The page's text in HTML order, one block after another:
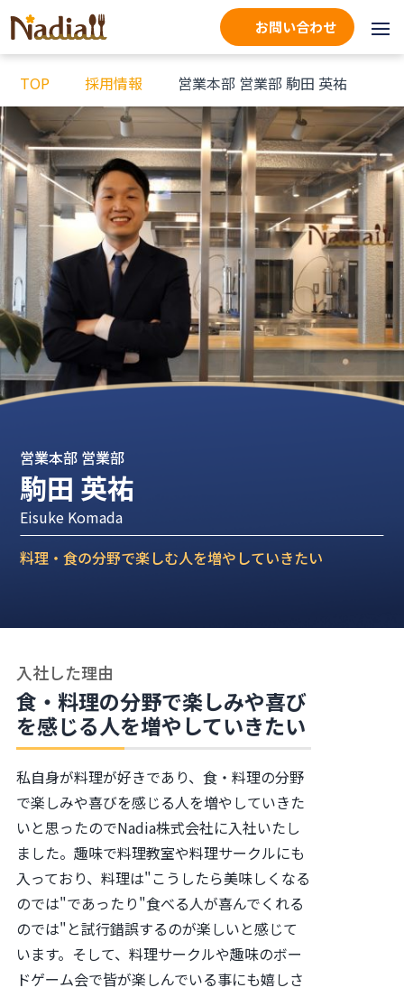
お問い合わせ
TOP 採用情報 営業本部 営業部 駒田 英祐
営業本部 営業部
駒田 英祐
Eisuke Komada
料理・食の分野で楽しむ人を増やしていきたい
入社した理由
食・料理の分野で楽しみや喜び
を感じる人を増やしていきたい
私自身が料理が好きであり、食・料理の分野
で楽しみや喜びを感じる人を増やしていきた
いと思ったのでNadia株式会社に入社いたし
ました。趣味で料理教室や料理サークルにも
入っており、料理は"こうしたら美味しくなる
のでは"であったり"食べる人が喜んでくれる
のでは"と試行錯誤するのが楽しいと感じて
います。そして、料理サークルや趣味のボー
ドゲーム会で皆が楽しんでいる事にも嬉しさ